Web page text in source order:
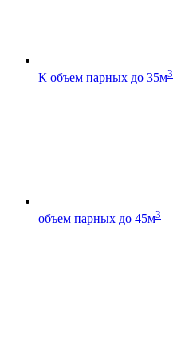
К объем парных до 35м3
объем парных до 45м3